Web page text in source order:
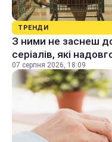
ТРЕНДИ
З ними не заснеш
серіалів, які
07 серпня 2026, 18:09